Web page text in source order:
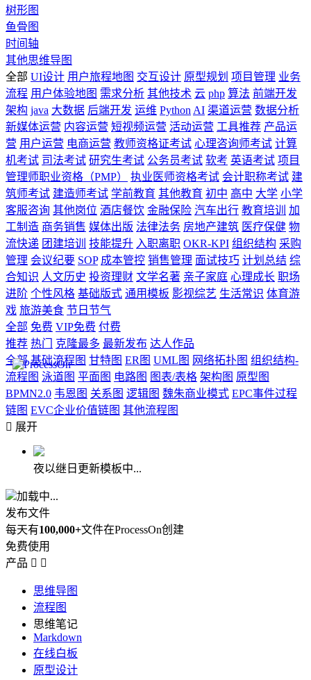
树形图
鱼骨图
时间轴
其他思维导图
全部 UI设计 用户旅程地图 交互设计 原型规划 项目管理 业务
流程 用户体验地图 需求分析 其他技术 云 php 算法 前端开发
架构 java 大数据 后端开发 运维 Python AI 渠道运营 数据分析
新媒体运营 内容运营 短视频运营 活动运营 工具推荐 产品运
营 用户运营 电商运营 教师资格证考试 心理咨询师考试 计算
机考试 司法考试 研究生考试 公务员考试 软考 英语考试 项目
管理师职业资格（PMP）
执业医师资格考试 会计职称考试 建
筑师考试 建造师考试 学前教育 其他教育 初中 高中 大学 小学
客服咨询 其他岗位 酒店餐饮 金融保险 汽车出行 教育培训
加
工制造 商务销售 媒体出版 法律法务 房地产建筑 医疗保健 物
流快递 团建培训 技能提升 入职离职 OKR-KPI 组织结构 采购
管理 会议纪要 SOP 成本管控 销售管理 面试技巧 计划总结 综
合知识 人文历史 投资理财 文学名著 亲子家庭 心理成长 职场
进阶 个性风格 基础版式 通用模板 影视综艺 生活常识 体育游
戏 旅游美食 节日节气
全部 免费 VIP免费 付费
推荐 热门 克隆最多 最新发布 达人作品
全部 基础流程图 甘特图 ER图 UML图 网络拓扑图 组织结构-
流程图 泳道图 平面图 电路图 图表/表格 架构图 原型图
BPMN2.0 韦恩图 关系图 逻辑图 魏朱商业模式 EPC事件过程
链图 EVC企业价值链图 其他流程图
 展开
夜以继日更新模板中...
加载中...
发布文件
每天有100,000+文件在ProcessOn创建
免费使用
产品  
思维导图
流程图
思维笔记
Markdown
在线白板
原型设计